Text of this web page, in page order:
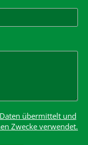
übermittelt und
Zwecke verwendet.